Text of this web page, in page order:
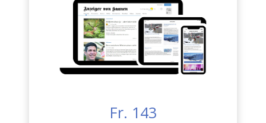
Fr. 143